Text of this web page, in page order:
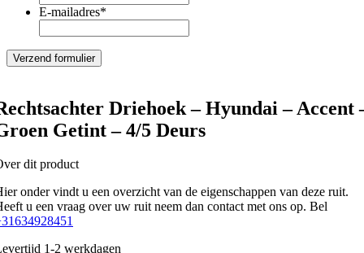
E-mailadres*
Driehoek – Hyundai – Accent
Getint – 4/5 Deurs
dit product
onder vindt u een overzicht van de eigenschappen van deze ruit.
u een vraag over uw ruit neem dan contact met ons op. Bel
1-2 werkdagen